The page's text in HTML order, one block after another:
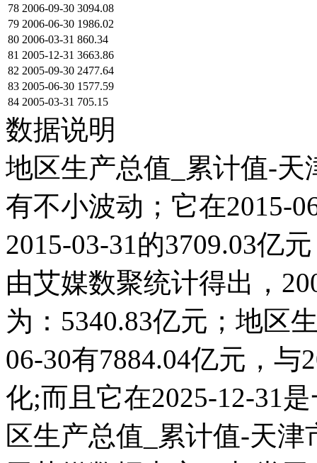
78 2006-09-30 3094.08
79 2006-06-30 1986.02
80 2006-03-31 860.34
81 2005-12-31 3663.86
82 2005-09-30 2477.64
83 2005-06-30 1577.59
84 2005-03-31 705.15
数据说明
地区生产总值_累计值-天
有不小波动；它在2015-
2015-03-31的3709.03亿
由艾媒数聚统计得出，
为：5340.83亿元；地区
06-30有7884.04亿元，
化;而且它在2025-12-31
区生产总值_累计值-天